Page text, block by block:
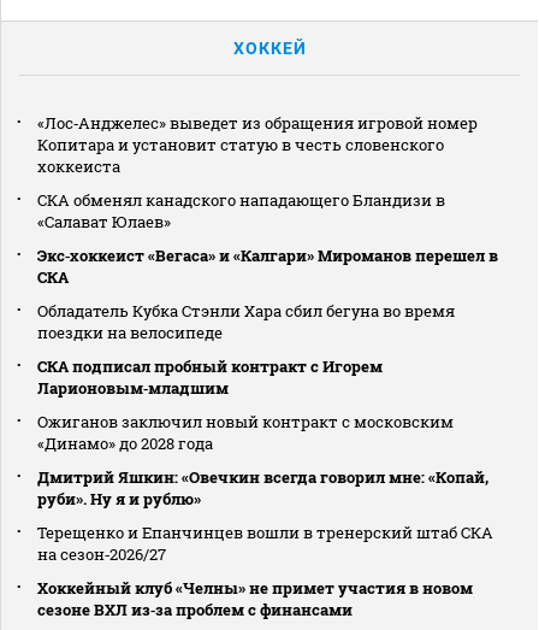
ХОККЕЙ
«Лос‑Анджелес» выведет из обращения игровой номер
Копитара и установит статую в честь словенского
хоккеиста
СКА обменял канадского нападающего Бландизи в
«Салават Юлаев»
Экс‑хоккеист «Вегаса» и «Калгари» Мироманов перешел в
СКА
Обладатель Кубка Стэнли Хара сбил бегуна во время
поездки на велосипеде
СКА подписал пробный контракт с Игорем
Ларионовым‑младшим
Ожиганов заключил новый контракт с московским
«Динамо» до 2028 года
Дмитрий Яшкин: «Овечкин всегда говорил мне: «Копай,
руби». Ну я и рублю»
Терещенко и Епанчинцев вошли в тренерский штаб СКА
на сезон‑2026/27
Хоккейный клуб «Челны» не примет участия в новом
сезоне ВХЛ из‑за проблем с финансами